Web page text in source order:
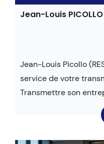
Jean-Louis PICOLLO
Jean-Louis Picollo
service de votre
Transmettre son